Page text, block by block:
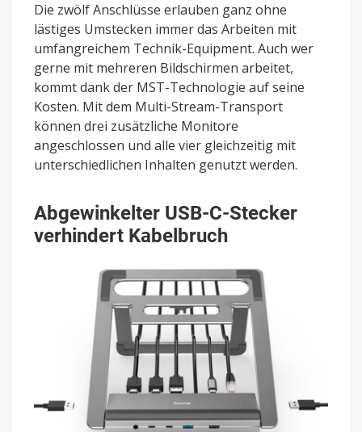
Die zwölf Anschlüsse erlauben ganz ohne
lästiges Umstecken immer das Arbeiten mit
umfangreichem Technik-Equipment. Auch wer
gerne mit mehreren Bildschirmen arbeitet,
kommt dank der MST-Technologie auf seine
Kosten. Mit dem Multi-Stream-Transport
können drei zusätzliche Monitore
angeschlossen und alle vier gleichzeitig mit
unterschiedlichen Inhalten genutzt werden.
Abgewinkelter USB-C-Stecker
verhindert Kabelbruch